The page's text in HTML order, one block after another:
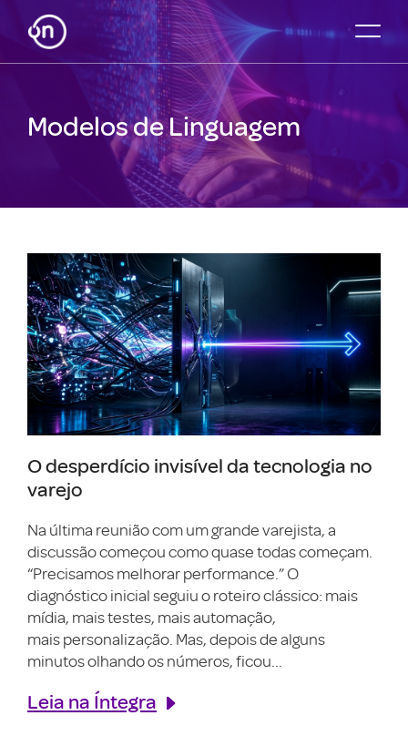
Modelos de Linguagem
O desperdício invisível da tecnologia no
varejo
Na última reunião com um grande varejista, a
discussão começou como quase todas começam.
“Precisamos melhorar performance.” O
diagnóstico inicial seguiu o roteiro clássico: mais
mídia, mais testes, mais automação,
mais personalização. Mas, depois de alguns
minutos olhando os números, ficou...
Leia na Íntegra